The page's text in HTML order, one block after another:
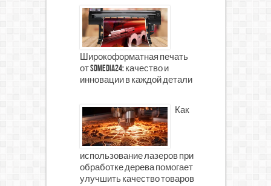
Широкоформатная печать
от SDMedia24: качество и
инновации в каждой детали
Как
использование лазеров при
обработке дерева помогает
улучшить качество товаров